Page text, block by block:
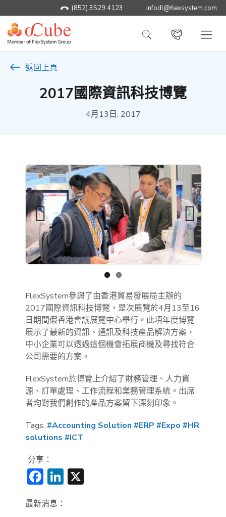
(852) 3529 4123 infodl@flexsystem.com
返回上頁
2017國際資訊科技博覽
4月13日, 2017
Previous Next
FlexSystem參與了由香港貿易發展局主辦的
2017國際資訊科技博覽，是次展覽於4月13至16
日期間假香港會議展覽中心舉行。此項年度博覽
展示了最新的資訊、通訊及科技產品解決方案，
中小企業可以透過這個機會拓展商機及尋找符合
公司需要的方案。
FlexSystem於博覽上介紹了財務管理、人力資
源、訂單處理、工作流程和業務管理系統。出席
者均對我們創作的產品方案留下深刻印象。
Tags: #Accounting Solution #ERP #Expo #HR
solutions #ICT
分享：
Facebook
LinkedIn
最新消息：